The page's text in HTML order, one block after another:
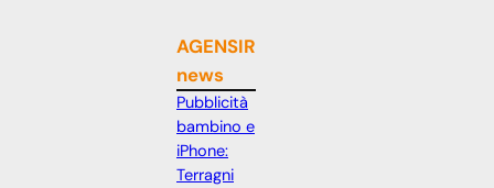
AGENSIR
news
Pubblicità
bambino e
iPhone:
Terragni